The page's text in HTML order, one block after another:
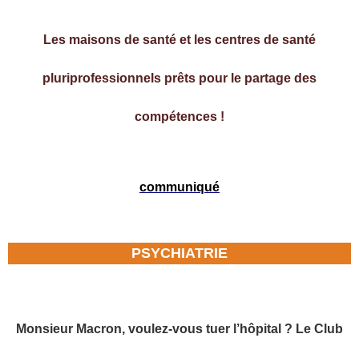
Les maisons de santé et les centres de santé
pluriprofessionnels prêts pour le partage des
compétences !
communiqué
PSYCHIATRIE
Monsieur Macron, voulez-vous tuer l’hôpital ? Le Club